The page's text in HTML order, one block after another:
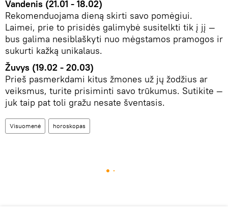
Vandenis (21.01 - 18.02)
Rekomenduojama dieną skirti savo pomėgiui.
Laimei, prie to prisidės galimybė susitelkti tik į jį —
bus galima nesiblaškyti nuo mėgstamos pramogos ir
sukurti kažką unikalaus.
Žuvys (19.02 - 20.03)
Prieš pasmerkdami kitus žmones už jų žodžius ar
veiksmus, turite prisiminti savo trūkumus. Sutikite —
juk taip pat toli gražu nesate šventasis.
Visuomenė horoskopas